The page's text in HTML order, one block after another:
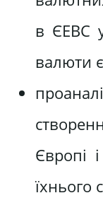
в ЄЕВС
валюти
Європі
їхнього